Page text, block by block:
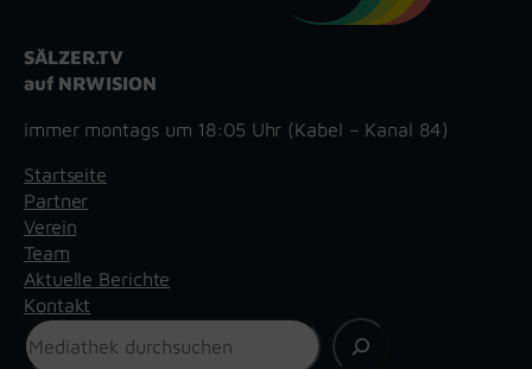
SÄLZER.TV
auf NRWISION
immer montags um 18:05 Uhr (Kabel – Kanal 84)
Startseite
Partner
Verein
Team
Aktuelle Berichte
Kontakt
Suchen